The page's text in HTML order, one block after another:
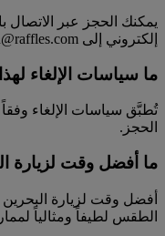
إلكتروني إلى reservations.bahrain@raffles.com.
ما سياسات الإلغاء
تُطبَّق سياسات الإلغاء
الحجز.
ما أفضل وقت لزيارة
أفضل وقت لزيارة
الطقس لطيفاً ومثالياً